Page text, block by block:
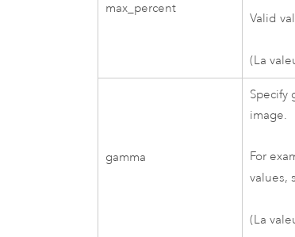
max_percent
Valid
(La
gamma
Specify
image.
For
values,
(La